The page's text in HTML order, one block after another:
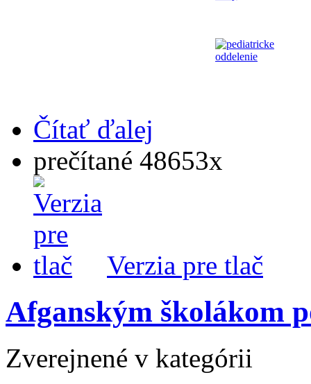
Čítať ďalej
prečítané 48653x
Verzia pre tlač
Afganským školákom
Zverejnené v kategórii